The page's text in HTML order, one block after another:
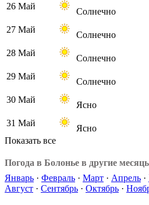
26 Май
Солнечно
27 Май
Солнечно
28 Май
Солнечно
29 Май
Солнечно
30 Май
Ясно
31 Май
Ясно
Показать все
Погода в Болонье в другие
Январь · Февраль · Март · Апрель ·
Август · Сентябрь · Октябрь ·